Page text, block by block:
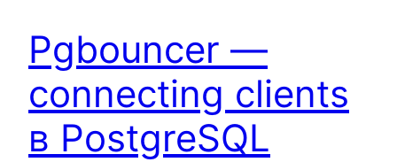
Pgbouncer —
connecting clients
в PostgreSQL